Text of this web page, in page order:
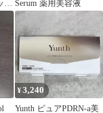
Serum 薬用美容液
¥3,240
Yunth ピュアPDRN-a美